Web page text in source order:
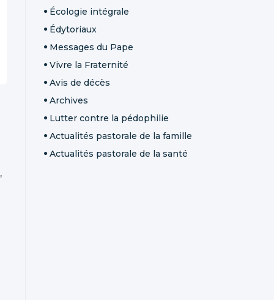
Écologie intégrale
Édytoriaux
Messages du Pape
Vivre la Fraternité
Avis de décès
Archives
Lutter contre la pédophilie
Actualités pastorale de la famille
Actualités pastorale de la santé